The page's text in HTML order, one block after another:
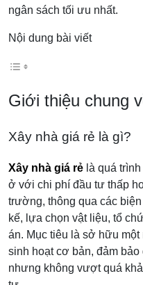
ngân sách tối ưu nhất.
Nội dung bài viết
Giới thiệu chung
Xây nhà giá rẻ là gì?
Xây nhà giá rẻ là quá
ở với chi phí đầu tư thấp
trường, thông qua các
kế, lựa chọn vật liệu, tổ
án. Mục tiêu là sở hữu
sinh hoạt cơ bản, đảm
nhưng không vượt quá